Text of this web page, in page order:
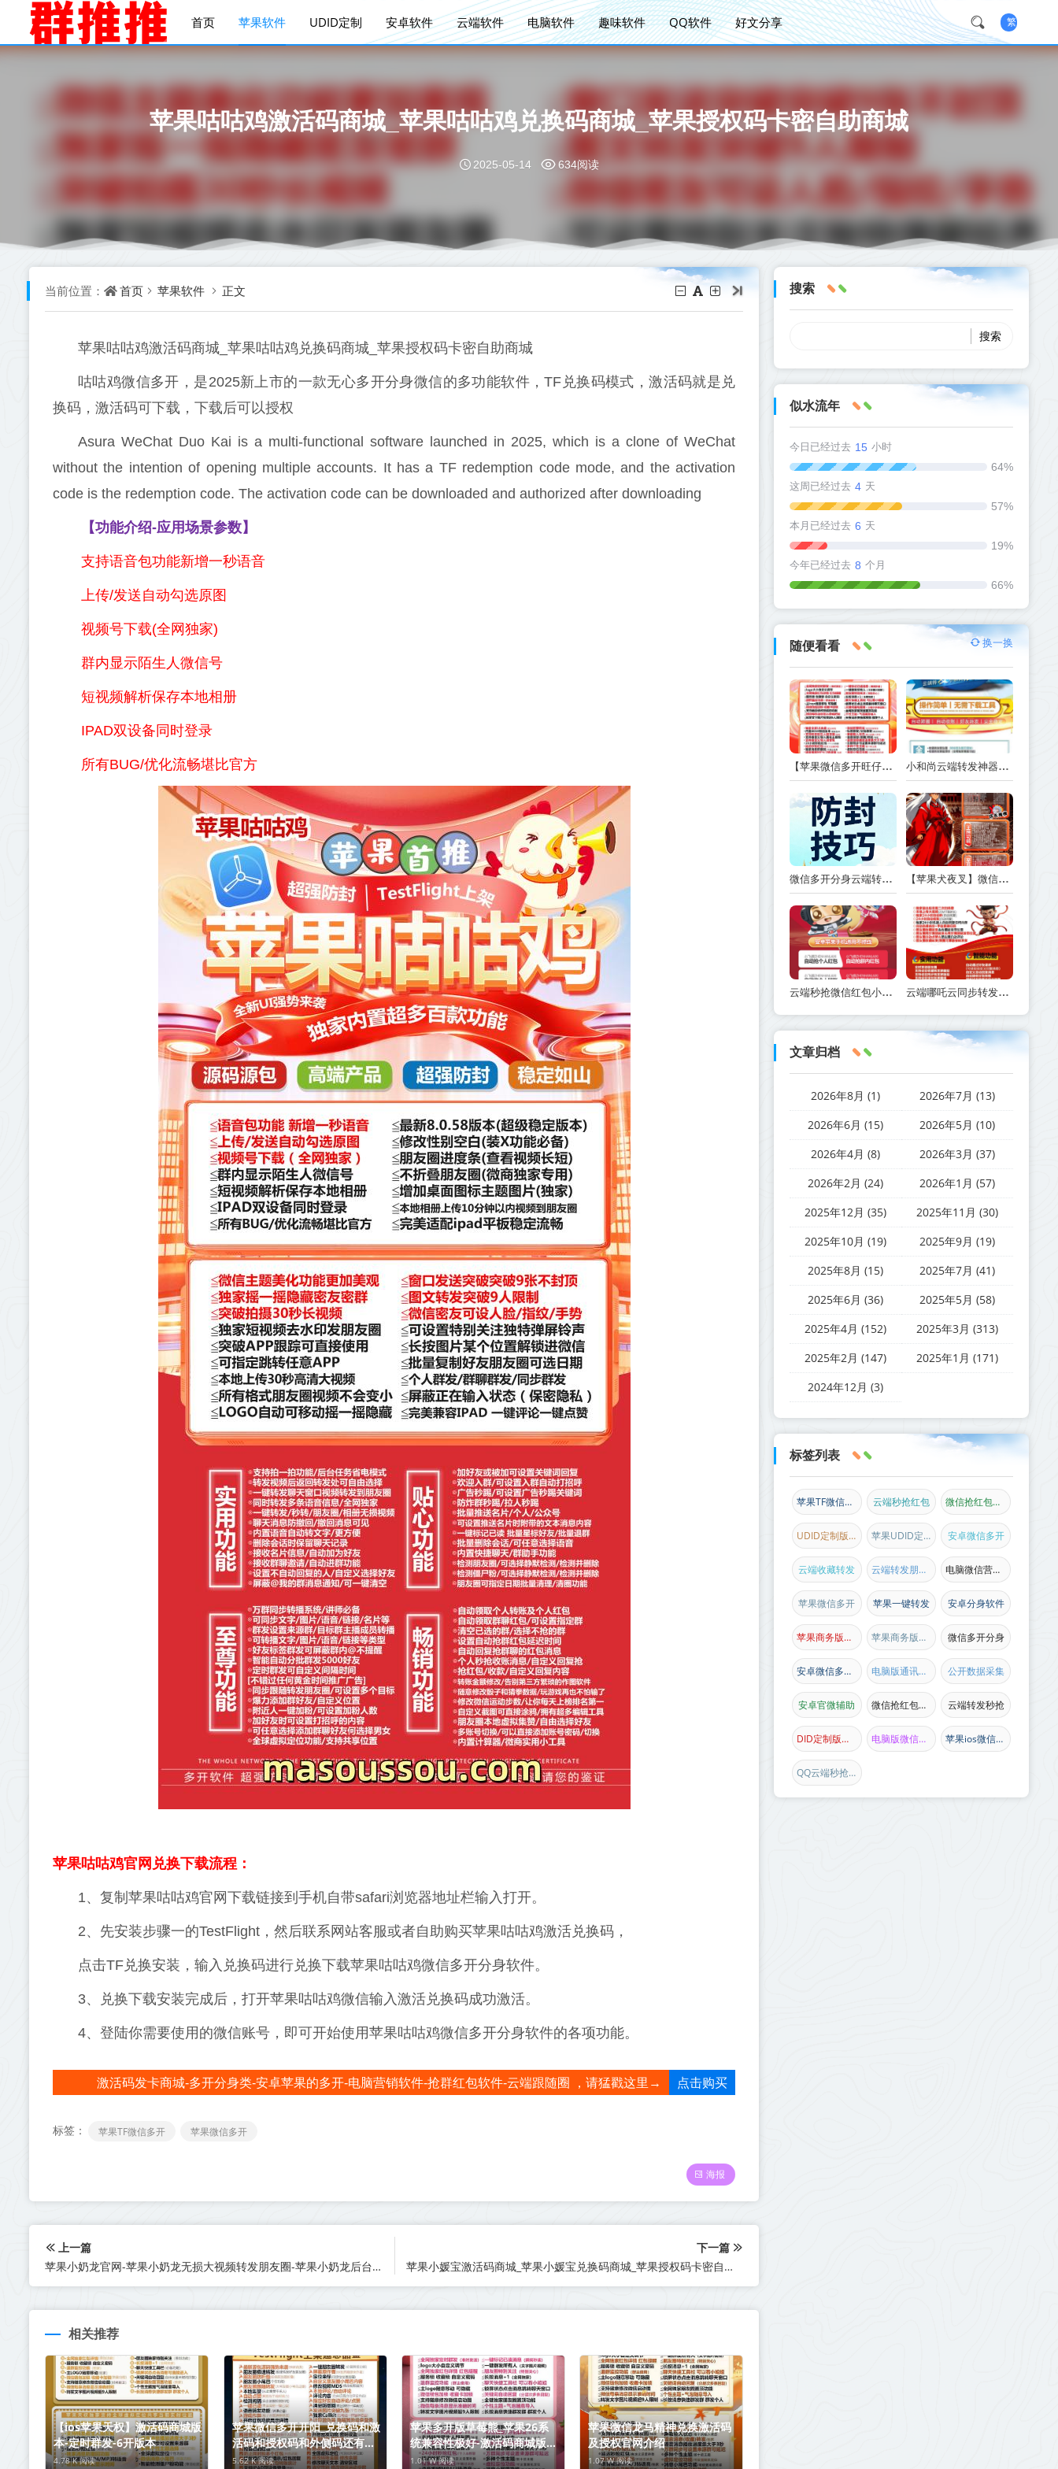
首页 苹果软件 UDID定制 安卓软件 云端软件 电脑软件 趣味软件 QQ软件 好文分享 繁
苹果咕咕鸡激活码商城_苹果咕咕鸡兑换码商城_苹果授权码卡密自助商城
2025-05-14 634阅读
当前位置： 首页 苹果软件 正文
苹果咕咕鸡激活码商城_苹果咕咕鸡兑换码商城_苹果授权码卡密自助商城
咕咕鸡微信多开，是2025新上市的一款无心多开分身微信的多功能软件，TF兑换码模式，激活码就是兑
换码，激活码可下载，下载后可以授权
Asura WeChat Duo Kai is a multi-functional software launched in 2025, which is a clone of WeChat
without the intention of opening multiple accounts. It has a TF redemption code mode, and the activation
code is the redemption code. The activation code can be downloaded and authorized after downloading
【功能介绍-应用场景参数】
支持语音包功能新增一秒语音
上传/发送自动勾选原图
视频号下载(全网独家)
群内显示陌生人微信号
短视频解析保存本地相册
IPAD双设备同时登录
所有BUG/优化流畅堪比官方
苹果咕咕鸡官网兑换下载流程：
1、复制苹果咕咕鸡官网下载链接到手机自带safari浏览器地址栏输入打开。
2、先安装步骤一的TestFlight，然后联系网站客服或者自助购买苹果咕咕鸡激活兑换码，
点击TF兑换安装，输入兑换码进行兑换下载苹果咕咕鸡微信多开分身软件。
3、兑换下载安装完成后，打开苹果咕咕鸡微信输入激活兑换码成功激活。
4、登陆你需要使用的微信账号，即可开始使用苹果咕咕鸡微信多开分身软件的各项功能。
激活码发卡商城-多开分身类-安卓苹果的多开-电脑营销软件-抢群红包软件-云端跟随圈 ，请猛戳这里→ 点击购买
标签： 苹果TF微信多开 苹果微信多开
海报
上一篇
苹果小奶龙官网-苹果小奶龙无损大视频转发朋友圈-苹果小奶龙后台抢红包
下一篇
苹果小媛宝激活码商城_苹果小媛宝兑换码商城_苹果授权码卡密自助商城
相关推荐
【ios苹果天权】激活码商城版
本-定时群发-6开版本
4.78 K 阅读
苹果微信多开开阳_兑换码和激
活码和授权码和外侧码还有活
动码如何分辨
5.62 K 阅读
苹果多开版草莓熊_苹果26系
统兼容性极好-激活码商城版本
震撼来袭
1.01 W 阅读
苹果微信龙马精神兑换激活码
及授权官网介绍
1.07 W 阅读
搜索
似水流年
今日已经过去 15 小时
64%
这周已经过去 4 天
57%
本月已经过去 6 天
19%
今年已经过去 8 个月
66%
随便看看 换一换
【苹果微信多开旺仔微信多开正版激活码授权】1.02.03.04.05.0版本 小和尚云端转发神器：官微操作无压力，一键登录转发朋友圈
微信多开分身云端转发红包电脑软件防封技巧干货：让你的软件长期安全使用 【苹果犬夜叉】微信多开-定时群发如何设置
云端秒抢微信红包小飞侠对比云端秒抢小飞侠哪款速度快 云端哪吒云同步转发朋友圈软件_官方微信一键转发
文章归档
2026年8月 (1)
2026年7月 (13)
2026年6月 (15)
2026年5月 (10)
2026年4月 (8)
2026年3月 (37)
2026年2月 (24)
2026年1月 (57)
2025年12月 (35)
2025年11月 (30)
2025年10月 (19)
2025年9月 (19)
2025年8月 (15)
2025年7月 (41)
2025年6月 (36)
2025年5月 (58)
2025年4月 (152)
2025年3月 (313)
2025年2月 (147)
2025年1月 (171)
2024年12月 (3)
标签列表
苹果TF微信多开 云端秒抢红包 微信抢红包新品
UDID定制版微信 苹果UDID定制 安卓微信多开
云端收藏转发 云端转发朋友圈 电脑微信营销软件
苹果微信多开 苹果一键转发 安卓分身软件
苹果商务版微信 苹果商务版多开 微信多开分身
安卓微信多开分身 电脑版通讯录协议 公开数据采集
安卓官微辅助 微信抢红包软件 云端转发秒抢
DID定制版微信 电脑版微信加人 苹果ios微信主题
QQ云端秒抢红包